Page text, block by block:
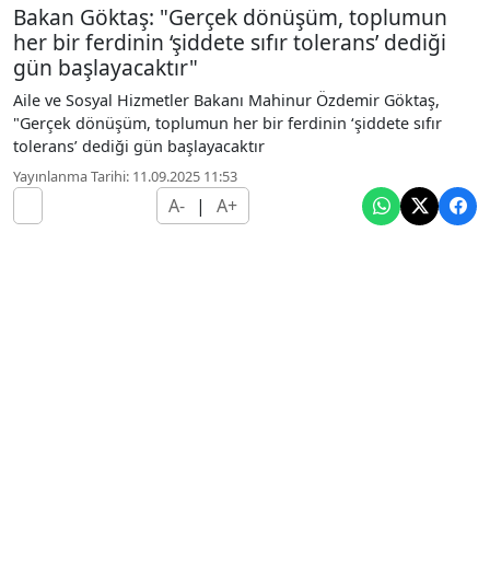
Bakan Göktaş: "Gerçek dönüşüm, toplumun
her bir ferdinin ‘şiddete sıfır tolerans’ dediği
gün başlayacaktır"
Aile ve Sosyal Hizmetler Bakanı Mahinur Özdemir Göktaş,
"Gerçek dönüşüm, toplumun her bir ferdinin ‘şiddete sıfır
tolerans’ dediği gün başlayacaktır
Yayınlanma Tarihi: 11.09.2025 11:53
A- | A+